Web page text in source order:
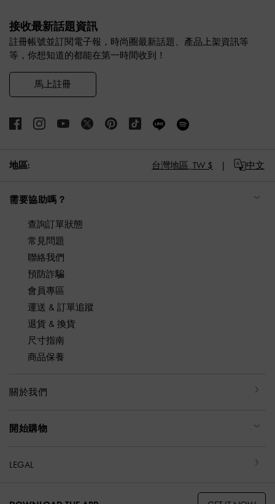
接收最新話題資訊
註冊帳號並訂閱電子報，時尚圈最新話題、產品上架資訊等
等，你想知道的都能在第一時間收到！
馬上註冊
地區: 台灣地區, TW $ 中文
需要協助嗎？
查詢訂單狀態
常見問題
聯絡我們
預防詐騙
會員專區
運送 & 訂單追蹤
退貨 & 換貨
尺寸指南
商品保養
關於我們
開始購物
LEGAL